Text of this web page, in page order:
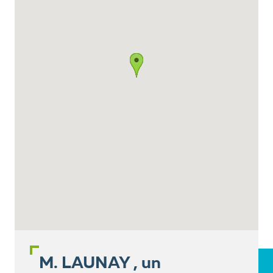
M. LAUNAY , un